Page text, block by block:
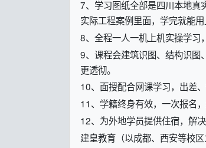
7、学习图纸全部是四川本地真
实际工程案例里面，学完就能用
8、全程一人一机上机实操学习
9、课程会建筑识图、结构识图
更透彻。
10、面授配合网课学习，出差
11、学籍终身有效，一次报名
12、为外地学员提供住宿，解
建皇教育（以成都、西安等校